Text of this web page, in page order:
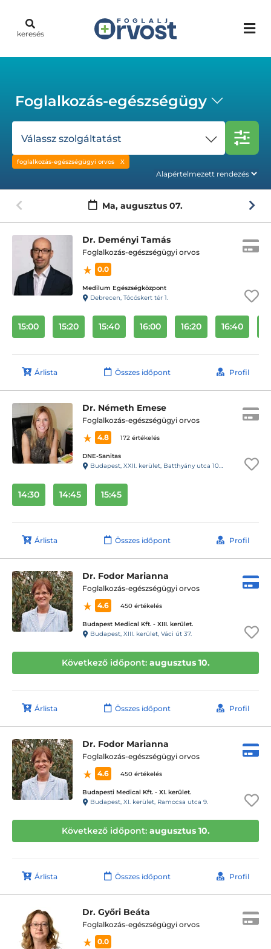
keresés
Foglalkozás-egészségügy
Válassz szolgáltatást
foglalkozás-egészségügyi orvos
Ma, augusztus 07.
Dr. Deményi Tamás
Foglalkozás-egészségügyi orvos
0.0
Medilum Egészségközpont
Debrecen, Tócóskert tér 1.
15:00 15:20 15:40 16:00 16:20 16:40
Árlista Összes időpont Profil
Dr. Németh Emese
Foglalkozás-egészségügyi orvos
4.8
172 értékelés
DNE-Sanitas
Budapest, XXII. kerület, Batthyány utca 10-12.
14:30 14:45 15:45
Árlista Összes időpont Profil
Dr. Fodor Marianna
Foglalkozás-egészségügyi orvos
4.6
450 értékelés
Budapest Medical Kft. - XIII. kerület.
Budapest, XIII. kerület, Váci út 37.
Következő időpont: augusztus 10.
Árlista Összes időpont Profil
Dr. Fodor Marianna
Foglalkozás-egészségügyi orvos
4.6
450 értékelés
Budapesti Medical Kft. - XI. kerület.
Budapest, XI. kerület, Ramocsa utca 9.
Következő időpont: augusztus 10.
Árlista Összes időpont Profil
Dr. Győri Beáta
Foglalkozás-egészségügyi orvos
0.0